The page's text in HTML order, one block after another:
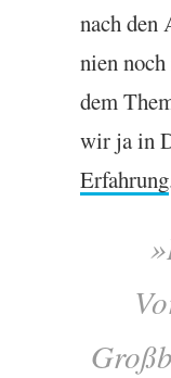
nach den
ni­en
dem
wir ja in
Erfahrung